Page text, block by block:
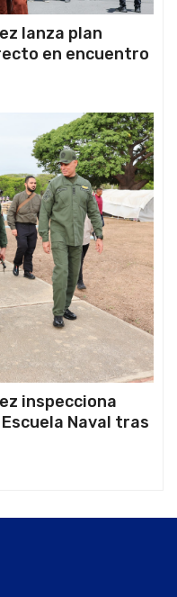
lanza plan
en encuentro
inspecciona
Naval tras
Guaira